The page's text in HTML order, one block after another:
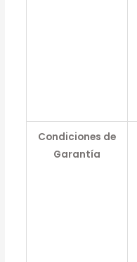
Condiciones de
Garantía